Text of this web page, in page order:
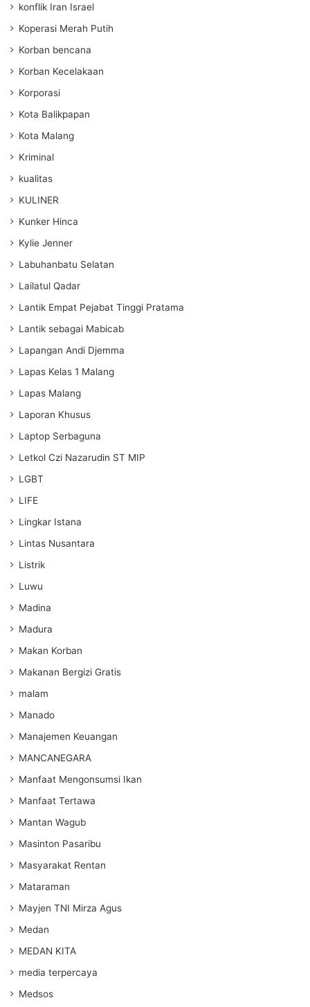
konflik Iran Israel
Koperasi Merah Putih
Korban bencana
Korban Kecelakaan
Korporasi
Kota Balikpapan
Kota Malang
Kriminal
kualitas
KULINER
Kunker Hinca
Kylie Jenner
Labuhanbatu Selatan
Lailatul Qadar
Lantik Empat Pejabat Tinggi Pratama
Lantik sebagai Mabicab
Lapangan Andi Djemma
Lapas Kelas 1 Malang
Lapas Malang
Laporan Khusus
Laptop Serbaguna
Letkol Czi Nazarudin ST MIP
LGBT
LIFE
Lingkar Istana
Lintas Nusantara
Listrik
Luwu
Madina
Madura
Makan Korban
Makanan Bergizi Gratis
malam
Manado
Manajemen Keuangan
MANCANEGARA
Manfaat Mengonsumsi Ikan
Manfaat Tertawa
Mantan Wagub
Masinton Pasaribu
Masyarakat Rentan
Mataraman
Mayjen TNI Mirza Agus
Medan
MEDAN KITA
media terpercaya
Medsos